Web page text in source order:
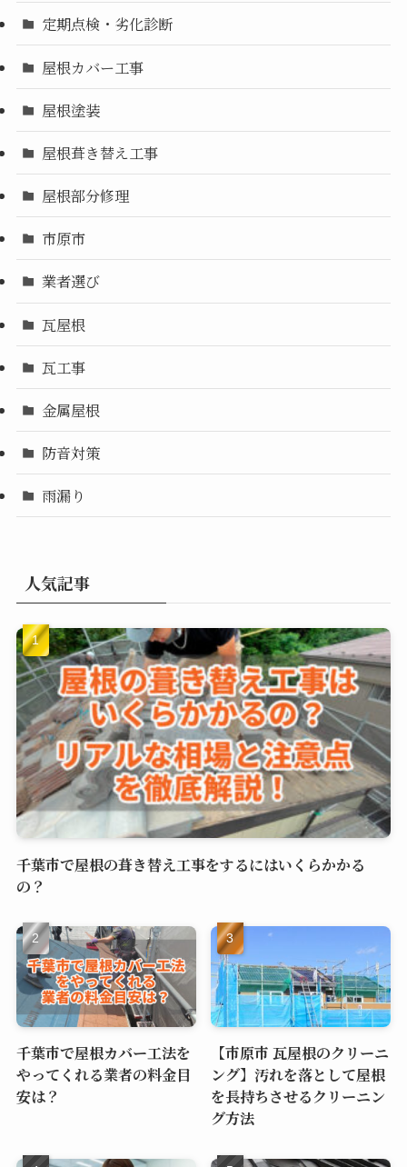
定期点検・劣化診断
屋根カバー工事
屋根塗装
屋根葺き替え工事
屋根部分修理
市原市
業者選び
瓦屋根
瓦工事
金属屋根
防音対策
雨漏り
人気記事
千葉市で屋根の葺き替え工事をするにはいくらかかる
の？
千葉市で屋根カバー工法を
やってくれる業者の料金目
安は？
【市原市 瓦屋根のクリーニ
ング】汚れを落として屋根
を長持ちさせるクリーニン
グ方法